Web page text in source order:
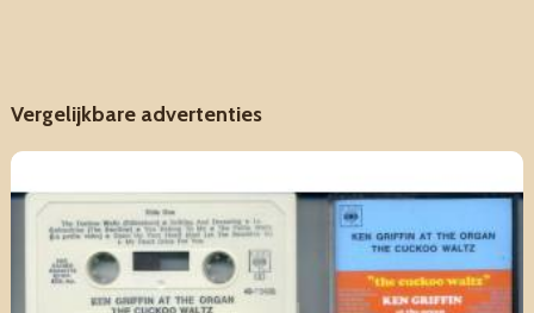
Vergelijkbare advertenties